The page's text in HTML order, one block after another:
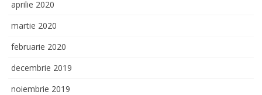
aprilie 2020
martie 2020
februarie 2020
decembrie 2019
noiembrie 2019